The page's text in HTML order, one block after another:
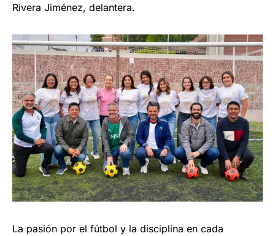
Rivera Jiménez, delantera.
La pasión por el fútbol y la disciplina en cada